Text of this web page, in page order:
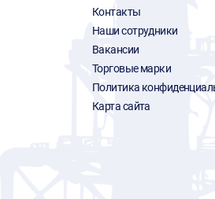
Контакты
Наши сотрудники
Вакансии
Торговые марки
Политика
Карта сайта